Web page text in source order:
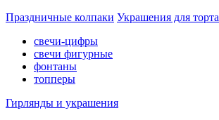
Праздничные колпаки Украшения для торта
свечи-цифры
свечи фигурные
фонтаны
топперы
Гирлянды и украшения